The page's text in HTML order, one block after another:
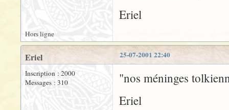
Eriel
Hors ligne
25-07-2001 22:40
Eriel
Inscription : 2000
Messages : 310
"nos méninges
Eriel